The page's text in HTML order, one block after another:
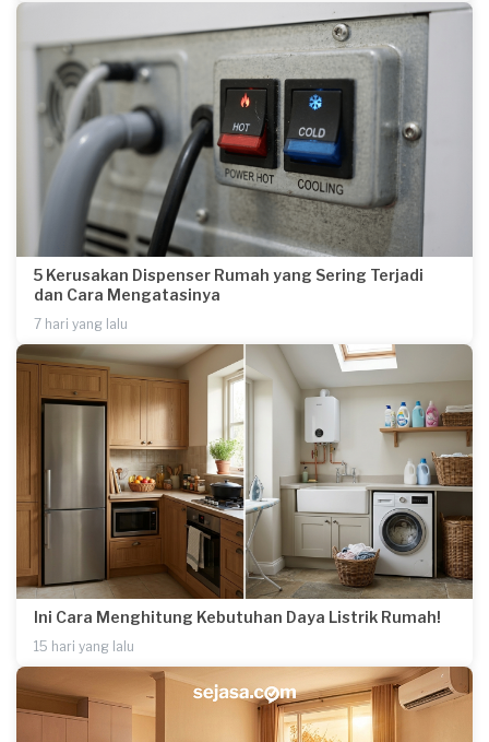
5 Kerusakan Dispenser Rumah yang Sering Terjadi
dan Cara Mengatasinya
7 hari yang lalu
Ini Cara Menghitung Kebutuhan Daya Listrik Rumah!
15 hari yang lalu